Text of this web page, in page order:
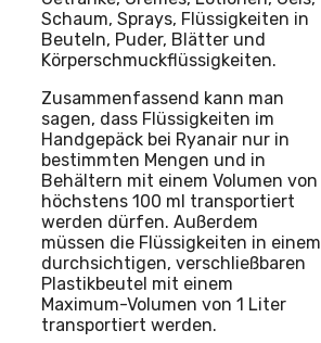
Schaum, Sprays, Flüssigkeiten in
Beuteln, Puder, Blätter und
Körperschmuckflüssigkeiten.
Zusammenfassend kann man
sagen, dass Flüssigkeiten im
Handgepäck bei Ryanair nur in
bestimmten Mengen und in
Behältern mit einem Volumen von
höchstens 100 ml transportiert
werden dürfen. Außerdem
müssen die Flüssigkeiten in einem
durchsichtigen, verschließbaren
Plastikbeutel mit einem
Maximum-Volumen von 1 Liter
transportiert werden.